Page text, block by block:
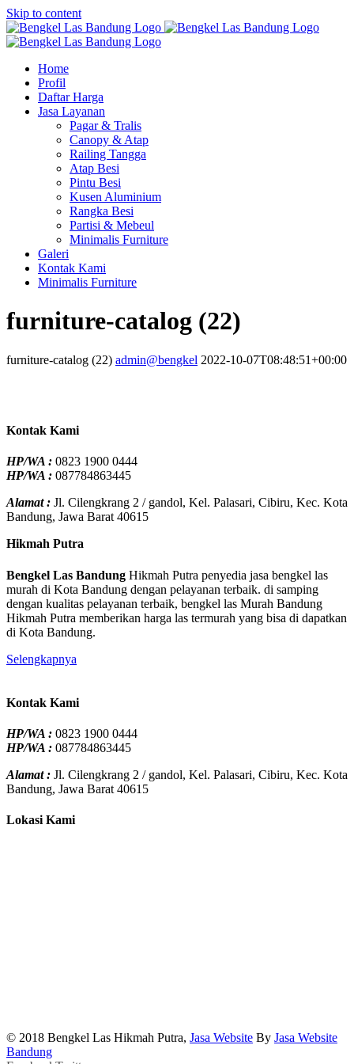
Skip to content
Home
Profil
Daftar Harga
Jasa Layanan
Pagar & Tralis
Canopy & Atap
Railing Tangga
Atap Besi
Pintu Besi
Kusen Aluminium
Rangka Besi
Partisi & Mebeul
Minimalis Furniture
Galeri
Kontak Kami
Minimalis Furniture
furniture-catalog (22)
furniture-catalog (22) admin@bengkel 2022-10-07T08:48:51+00:00
Kontak Kami
HP/WA : 0823 1900 0444
HP/WA : 087784863445
Alamat : Jl. Cilengkrang 2 / gandol, Kel. Palasari, Cibiru, Kec. Kota
Bandung, Jawa Barat 40615
Hikmah Putra
Bengkel Las Bandung Hikmah Putra penyedia jasa bengkel las
murah di Kota Bandung dengan pelayanan terbaik. di samping
dengan kualitas pelayanan terbaik, bengkel las Murah Bandung
Hikmah Putra memberikan harga las termurah yang bisa di dapatkan
di Kota Bandung.
Selengkapnya
Kontak Kami
HP/WA : 0823 1900 0444
HP/WA : 087784863445
Alamat : Jl. Cilengkrang 2 / gandol, Kel. Palasari, Cibiru, Kec. Kota
Bandung, Jawa Barat 40615
Lokasi Kami
© 2018 Bengkel Las Hikmah Putra, Jasa Website By Jasa Website
Bandung